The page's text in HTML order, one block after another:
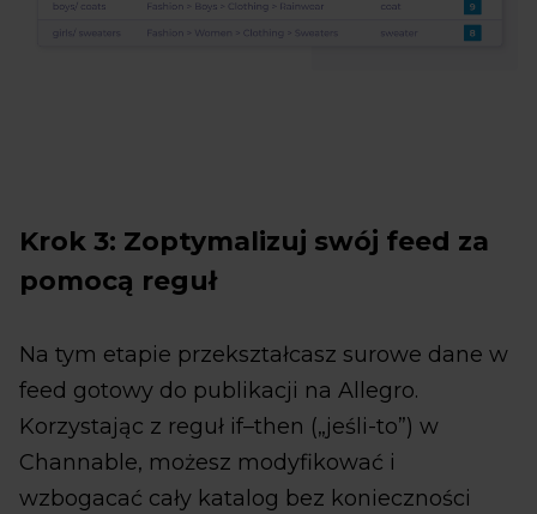
Krok 3: Zoptymalizuj swój feed za
pomocą reguł
Na tym etapie przekształcasz surowe dane w
feed gotowy do publikacji na Allegro.
Korzystając z reguł if–then („jeśli-to”) w
Channable, możesz modyfikować i
wzbogacać cały katalog bez konieczności